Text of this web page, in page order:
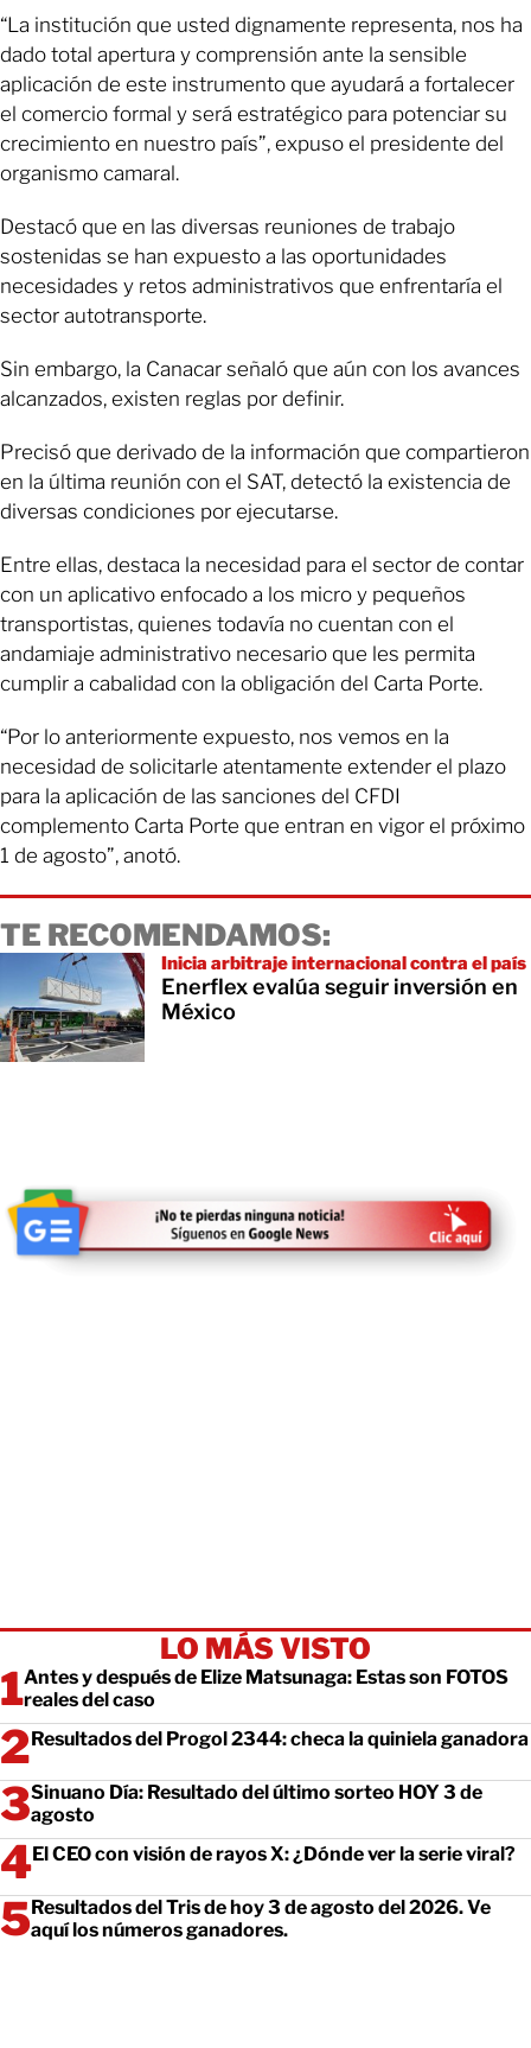
“La institución que usted dignamente representa, nos ha
dado total apertura y comprensión ante la sensible
aplicación de este instrumento que ayudará a fortalecer
el comercio formal y será estratégico para potenciar su
crecimiento en nuestro país”, expuso el presidente del
organismo camaral.
Destacó que en las diversas reuniones de trabajo
sostenidas se han expuesto a las oportunidades
necesidades y retos administrativos que enfrentaría el
sector autotransporte.
Sin embargo, la Canacar señaló que aún con los avances
alcanzados, existen reglas por definir.
Precisó que derivado de la información que compartieron
en la última reunión con el SAT, detectó la existencia de
diversas condiciones por ejecutarse.
Entre ellas, destaca la necesidad para el sector de contar
con un aplicativo enfocado a los micro y pequeños
transportistas, quienes todavía no cuentan con el
andamiaje administrativo necesario que les permita
cumplir a cabalidad con la obligación del Carta Porte.
“Por lo anteriormente expuesto, nos vemos en la
necesidad de solicitarle atentamente extender el plazo
para la aplicación de las sanciones del CFDI
complemento Carta Porte que entran en vigor el próximo
1 de agosto”, anotó.
TE RECOMENDAMOS:
Inicia arbitraje internacional contra el país
Enerflex evalúa seguir inversión en
México
LO MÁS VISTO
Antes y después de Elize Matsunaga: Estas son FOTOS
reales del caso
Resultados del Progol 2344: checa la quiniela ganadora
Sinuano Día: Resultado del último sorteo HOY 3 de
agosto
El CEO con visión de rayos X: ¿Dónde ver la serie viral?
Resultados del Tris de hoy 3 de agosto del 2026. Ve
aquí los números ganadores.